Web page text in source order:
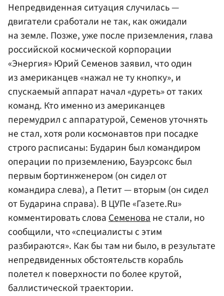
Непредвиденная ситуация случилась —
двигатели сработали не так, как ожидали
на земле. Позже, уже после приземления, глава
российской космической корпорации
«Энергия» Юрий Семенов заявил, что один
из американцев «нажал не ту кнопку», и
спускаемый аппарат начал «дуреть» от таких
команд. Кто именно из американцев
перемудрил с аппаратурой, Семенов уточнять
не стал, хотя роли космонавтов при посадке
строго расписаны: Бударин был командиром
операции по приземлению, Бауэрсокс был
первым бортинженером (он сидел от
командира слева), а Петит — вторым (он сидел
от Бударина справа). В ЦУПе «Газете.Ru»
комментировать словаСеменоване стали, но
сообщили, что «специалисты с этим
разбираются». Как бы там ни было, в результате
непредвиденных обстоятельств корабль
полетел к поверхности по более крутой,
баллистической траектории.